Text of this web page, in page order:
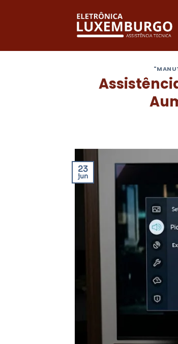
23
jun